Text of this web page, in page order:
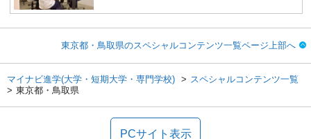
東京都・鳥取県のスペシャルコンテンツ一覧ページ上部へ
マイナビ進学(大学・短期大学・専門学校)
スペシャルコンテンツ一覧
東京都・鳥取県
PCサイト表示